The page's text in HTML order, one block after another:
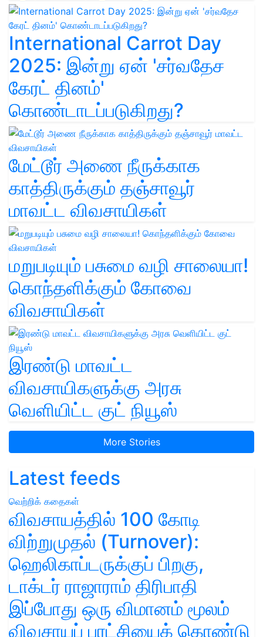
International Carrot Day
2025: இன்று ஏன் 'சர்வதேச
கேரட் தினம்'
கொண்டாடப்படுகிறது?
மேட்டூர் அணை நீருக்காக
காத்திருக்கும் தஞ்சாவூர்
மாவட்ட விவசாயிகள்
மறுபடியும் பசுமை வழி சாலையா!
கொந்தளிக்கும் கோவை
விவசாயிகள்
இரண்டு மாவட்ட
விவசாயிகளுக்கு அரசு
வெளியிட்ட குட் நியூஸ்
More Stories
Latest feeds
வெற்றிக் கதைகள்
விவசாயத்தில் 100 கோடி
விற்றுமுதல் (Turnover):
ஹெலிகாப்டருக்குப் பிறகு,
டாக்டர் ராஜாராம் திரிபாதி
இப்போது ஒரு விமானம் மூலம்
விவசாயப் புரட்சியைக் கொண்டு